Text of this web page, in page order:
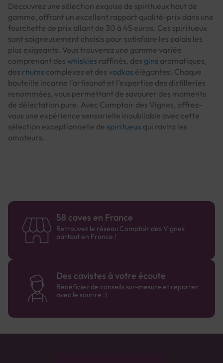
Découvrez une sélection exquise de spiritueux haut de
gamme, offrant un excellent rapport qualité-prix dans une
fourchette de prix allant de 30 à 45 euros. Ces spiritueux
sont soigneusement choisis pour satisfaire les palais les
plus exigeants. Vous trouverez une gamme variée
comprenant des whiskies raffinés, des gins aromatiques,
des rhums complexes et des vodkas élégantes. Chaque
bouteille incarne l'artisanat et l'expertise des distilleries
renommées, vous permettant de savourer des moments
de délectation pure. Avec Comptoir des Vignes, offrez-
vous une expérience sensorielle inoubliable avec cette
sélection exceptionnelle de spiritueux qui ravira les
amateurs.
58 caves en France
Retrouvez le réseau Comptoir des Vignes
partout en France !
Des cavistes à votre écoute
Bénéficiez de conseils sur-mesure et repartez
avec le sourire :)